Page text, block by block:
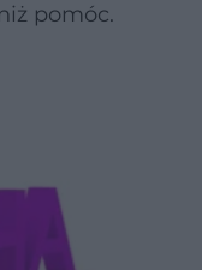
pomóc.